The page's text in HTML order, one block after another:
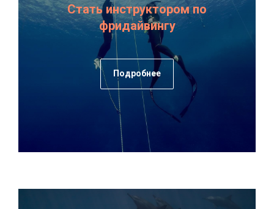
Стать инструктором по
фридайвингу
Подробнее